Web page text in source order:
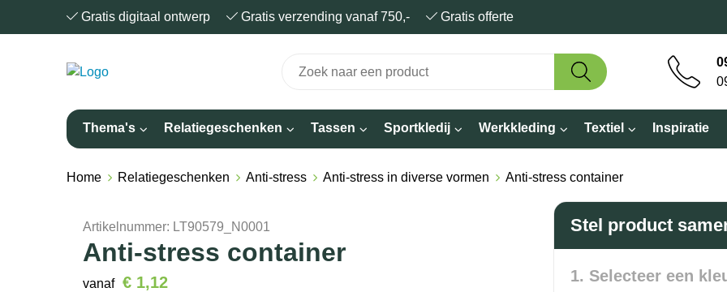
Gratis digitaal ontwerp Gratis verzending vanaf 750,- Gratis offerte
Thema's Relatiegeschenken Tassen Sportkledij Werkkleding Textiel Inspiratie
Home Relatiegeschenken Anti-stress Anti-stress in diverse vormen Anti-stress container
Artikelnummer: LT90579_N0001
Anti-stress container
vanaf € 1,12
Stel product
1. Selecteer een